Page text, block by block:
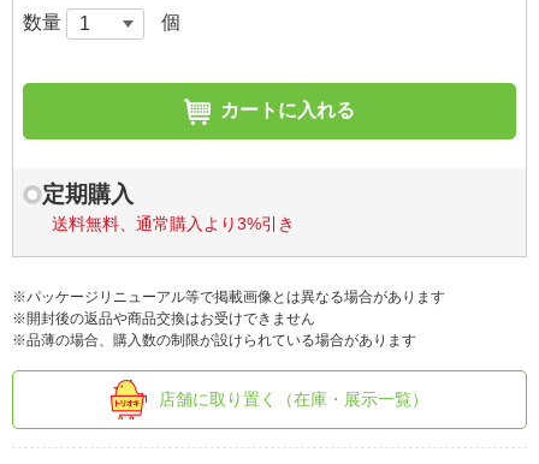
数量 個
カートに入れる
定期購入
送料無料、通常購入より3%引き
※パッケージリニューアル等で掲載画像とは異なる場合があります
※開封後の返品や商品交換はお受けできません
※品薄の場合、購入数の制限が設けられている場合があります
店舗に取り置く（在庫・展示一覧）